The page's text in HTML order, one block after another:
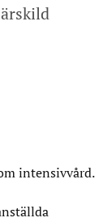
intensivvård.